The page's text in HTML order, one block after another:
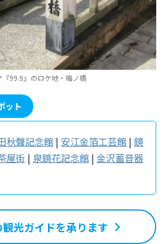
『99.9』のロケ地・梅ノ橋
ット
秋聲記念館 | 安江金箔工芸館 | 鏡
屋街 | 泉鏡花記念館 | 金沢蓄音器
光ガイドを承ります